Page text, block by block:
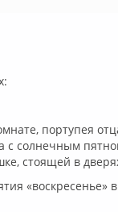
портупея
солнечным
стоящей в
«воскресенье»